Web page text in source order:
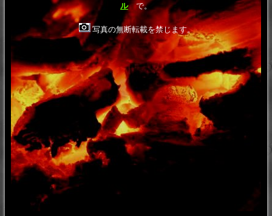
ルで。
写真の無断転載を禁じます。